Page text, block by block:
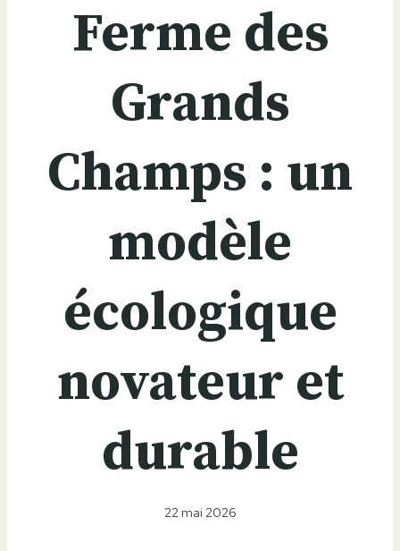
Ferme des
Grands
Champs : un
modèle
écologique
novateur et
durable
22 mai 2026